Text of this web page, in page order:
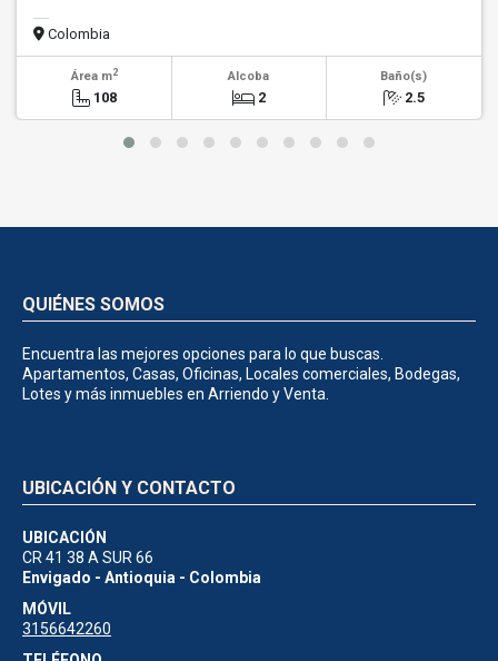
Colombia
Área m2
108
Alcoba
2
Baño(s)
2.5
QUIÉNES SOMOS
Encuentra las mejores opciones para lo que buscas.
Apartamentos, Casas, Oficinas, Locales comerciales, Bodegas,
Lotes y más inmuebles en Arriendo y Venta.
UBICACIÓN Y CONTACTO
UBICACIÓN
CR 41 38 A SUR 66
Envigado - Antioquia - Colombia
MÓVIL
3156642260